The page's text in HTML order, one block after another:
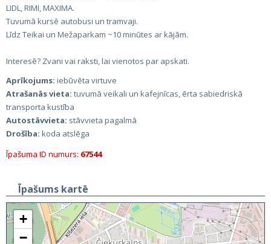
LIDL, RIMI, MAXIMA.
Tuvumā kursē autobusi un tramvaji.
Līdz Teikai un Mežaparkam ~10 minūtes ar kājām.
Interesē? Zvani vai raksti, lai vienotos par apskati.
Aprīkojums: iebūvēta virtuve
Atrašanās vieta: tuvumā veikali un kafejnīcas, ērta sabiedriskā
transporta kustība
Autostāvvieta: stāvvieta pagalmā
Drošība: koda atslēga
Īpašuma ID numurs: 67544
Īpašums kartē
+
−